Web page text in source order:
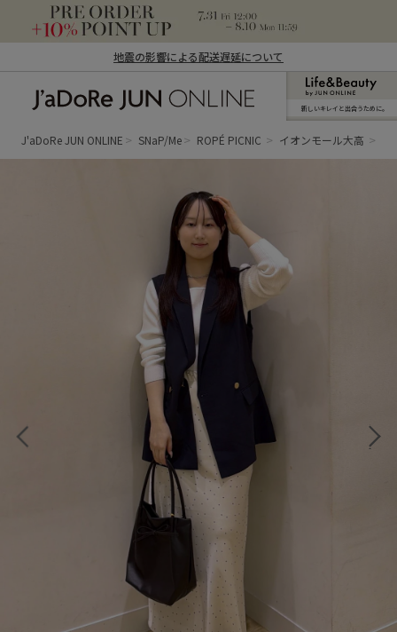
地震の影響による配送遅延について
ン オンライン）
新しいキレイと出合うために。
J'aDoRe JUN ONLINE SNaP/Me ROPÉ PICNIC イオンモール大高